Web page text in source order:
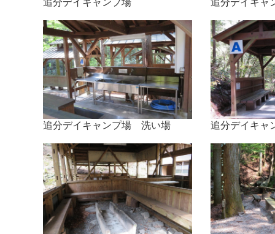
追分デイキャンプ場 洗い場 追分デイキャ